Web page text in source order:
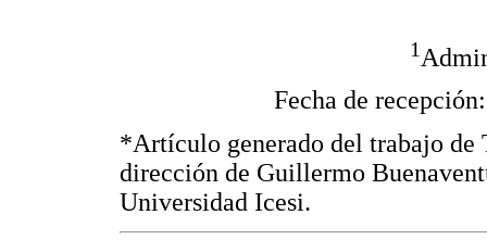
1
Fecha de
*Artículo generado del trabajo de
dirección de Guillermo
Universidad Icesi.